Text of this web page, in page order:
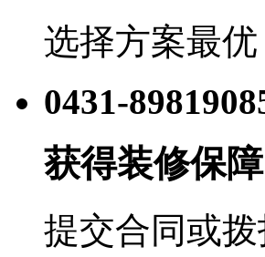
选择方案最
0431-
获得装修保障
提交合同或